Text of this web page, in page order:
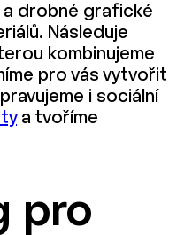
a drobné grafické
Následuje
kombinujeme
pro vás vytvořit
i sociální
a tvoříme
pro